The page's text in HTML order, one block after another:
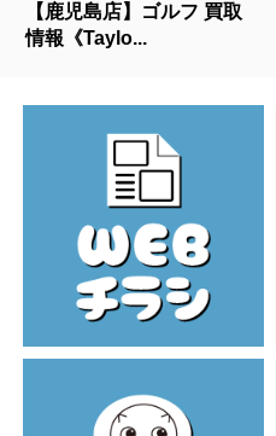
【鹿児島店】ゴルフ 買取
情報《Taylo...